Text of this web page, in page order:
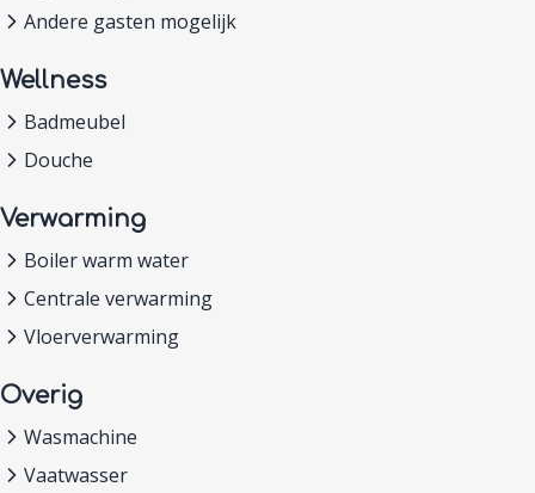
Andere gasten mogelijk
Wellness
Badmeubel
Douche
Verwarming
Boiler warm water
Centrale verwarming
Vloerverwarming
Overig
Wasmachine
Vaatwasser